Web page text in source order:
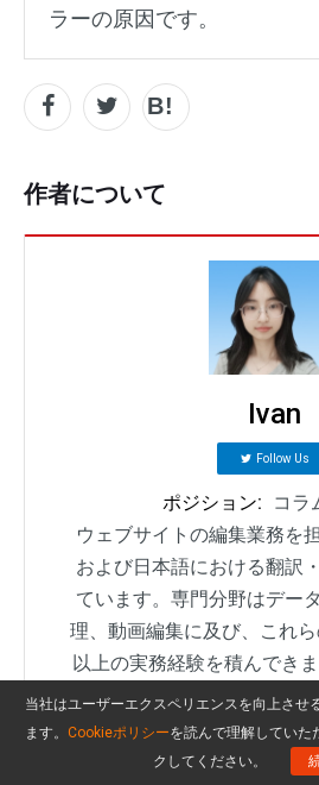
ラーの原因です。
作者について
Ivan
Follow Us
ポジション:
コラ
ウェブサイトの編集業務を
および日本語における翻訳
ています。専門分野はデー
理、動画編集に及び、これ
以上の実務経験を積んでき
ラブルの解決方法やソフト
など、実践的な技術コンテ
しており、ユーザーが実際
当社はユーザーエクスペリエンスを向上させ
ます。 Cookieポリシーを読んで理解していた
クしてください。